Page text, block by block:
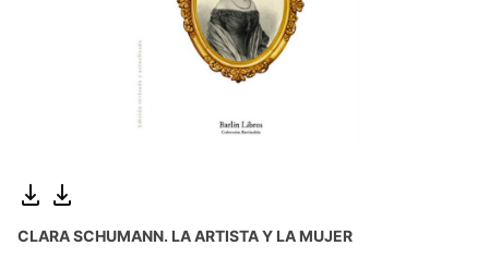
CLARA SCHUMANN. LA ARTISTA Y LA MUJER